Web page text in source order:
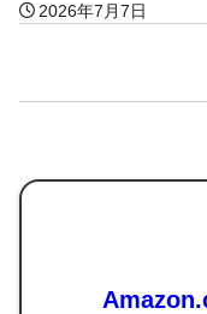
2026年7月7日